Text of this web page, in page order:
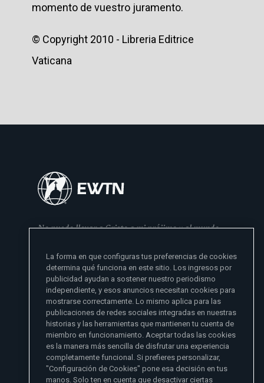
momento de vuestro juramento.
© Copyright 2010 - Libreria Editrice
Vaticana
No puedo llevar a Cristo a mi prójimo y al mundo
- Madre Angelica
Sitios de noticias EWTN
Aci Prensa
Afiliados
La forma en que configuras tus preferencias de cookies
determina qué funciona en este sitio. Los ingresos por
publicidad ayudan a sostener nuestro periodismo
independiente, y esos anuncios necesitan cookies para
mostrarse correctamente. Lo mismo aplica para las
publicaciones de redes sociales integradas en nuestras
historias y las herramientas que mantienen tu cuenta de
miembro en funcionamiento. Aceptar todas las cookies
es la manera más sencilla de disfrutar una experiencia
completamente funcional. Si prefieres personalizar,
"Configuración de Cookies" pone esa decisión en tus
manos. Solo ten en cuenta que desactivar ciertas